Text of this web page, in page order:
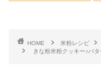
HOME 米粉レシピ
きな粉米粉クッキー♪バ